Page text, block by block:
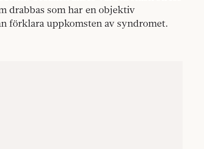
drabbas som har en objektiv
förklara uppkomsten av syndromet.